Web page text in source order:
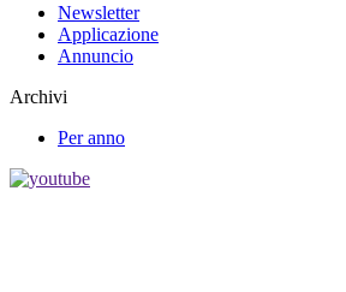
Newsletter
Applicazione
Annuncio
Archivi
Per anno